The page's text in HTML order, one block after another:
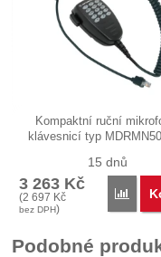
Kompaktní ruční
klávesnicí typ
15 dnů
3 263 Kč
(2 697 Kč
bez DPH)
Podobné